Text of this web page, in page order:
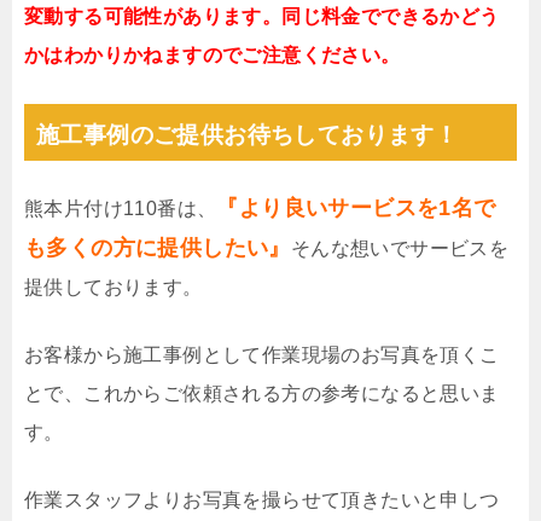
変動する可能性があります。同じ料金でできるかどう
かはわかりかねますのでご注意ください。
施工事例のご提供お待ちしております！
熊本片付け110番は、
『より良いサービスを1名で
も多くの方に提供したい』
そんな想いでサービスを
提供しております。
お客様から施工事例として作業現場のお写真を頂くこ
とで、これからご依頼される方の参考になると思いま
す。
作業スタッフよりお写真を撮らせて頂きたいと申しつ